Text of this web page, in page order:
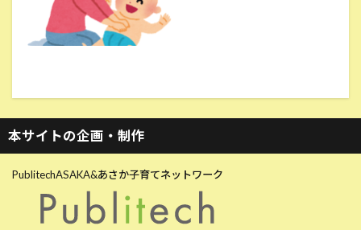
本サイトの企画・制作
PublitechASAKA&あさか子育てネットワーク